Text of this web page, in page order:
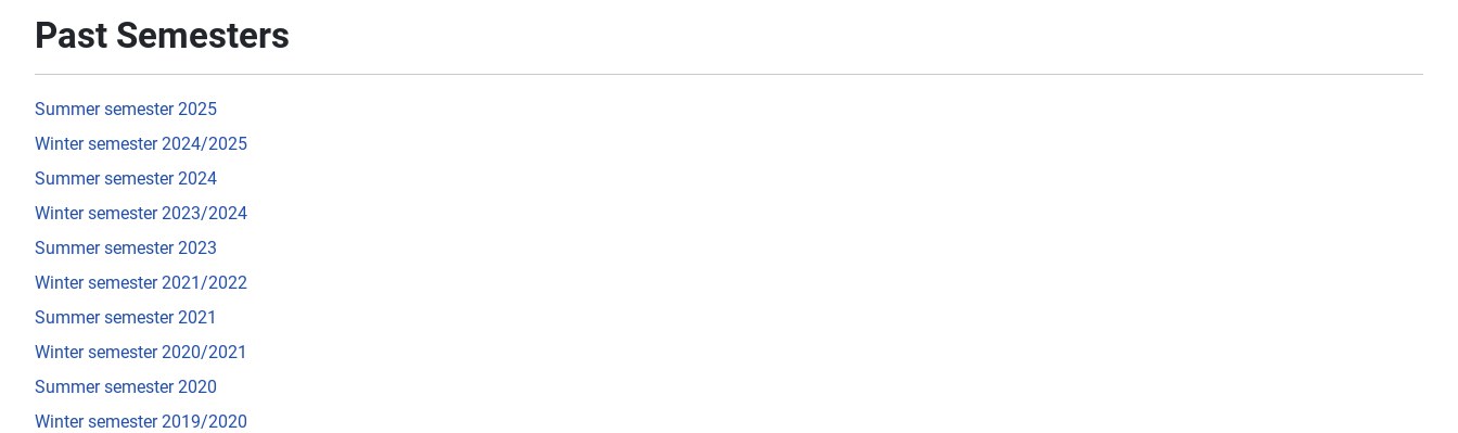
Past Semesters
Summer semester 2025
Winter semester 2024/2025
Summer semester 2024
Winter semester 2023/2024
Summer semester 2023
Winter semester 2021/2022
Summer semester 2021
Winter semester 2020/2021
Summer semester 2020
Winter semester 2019/2020